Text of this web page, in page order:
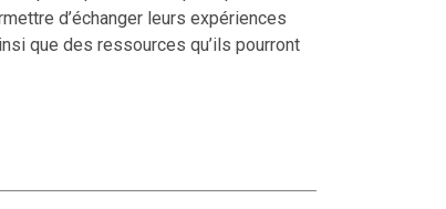
d’échanger leurs expériences
que des ressources qu’ils pourront